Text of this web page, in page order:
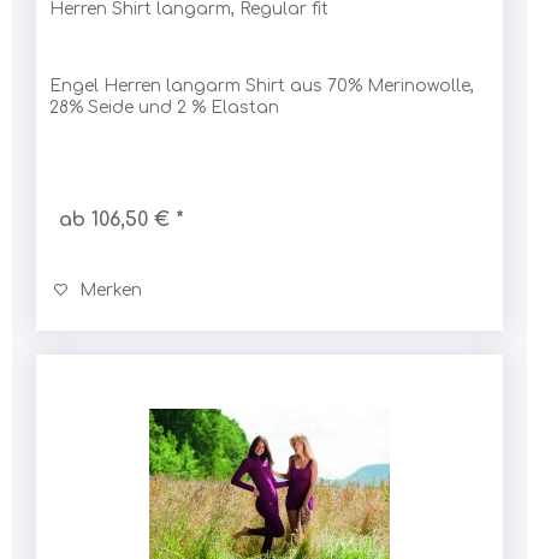
Herren Shirt langarm, Regular fit
Engel Herren langarm Shirt aus 70% Merinowolle,
28% Seide und 2 % Elastan
ab 106,50 € *
Merken